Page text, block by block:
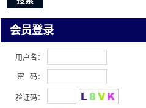
会员登录
用户名：
密 码：
验证码：